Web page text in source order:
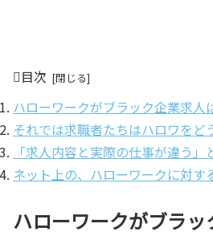
目次
ハローワークがブラック企業求人
それでは求職者たちはハロワをど
「求人内容と実際の仕事が違う
ネット上の、ハローワークに対す
ハローワークがブラ